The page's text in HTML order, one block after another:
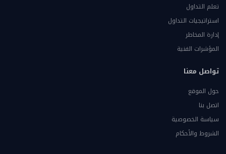
تعلم التداول
استراتيجيات التداول
إدارة المخاطر
المؤشرات الفنية
تواصل معنا
حول الموقع
اتصل بنا
سياسة الخصوصية
الشروط والأحكام